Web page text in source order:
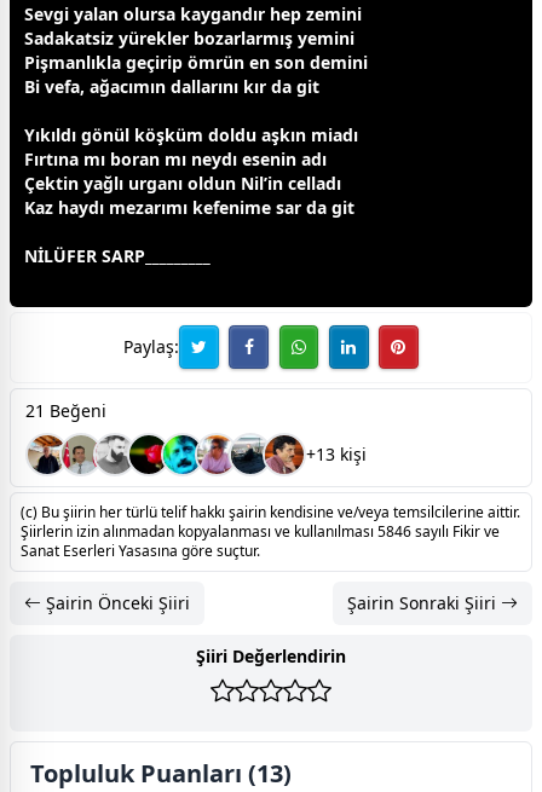
Sevgi yalan olursa kaygandır hep zemini
Sadakatsiz yürekler bozarlarmış yemini
Pişmanlıkla geçirip ömrün en son demini
Bi vefa, ağacımın dallarını kır da git
Yıkıldı gönül köşküm doldu aşkın miadı
Fırtına mı boran mı neydı esenin adı
Çektin yağlı urganı oldun Nil’in celladı
Kaz haydı mezarımı kefenime sar da git
NİLÜFER SARP_________
Paylaş:
21 Beğeni
+13 kişi
(c) Bu şiirin her türlü telif hakkı şairin kendisine ve/veya temsilcilerine aittir.
Şiirlerin izin alınmadan kopyalanması ve kullanılması 5846 sayılı Fikir ve
Sanat Eserleri Yasasına göre suçtur.
Şairin Önceki Şiiri Şairin Sonraki Şiiri
Şiiri Değerlendirin
Topluluk Puanları (13)